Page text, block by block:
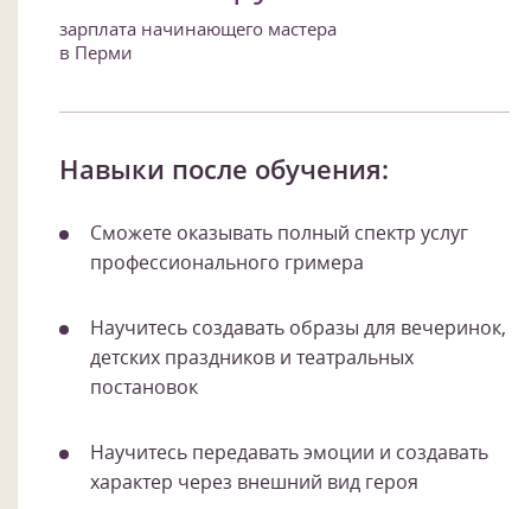
зарплата начинающего мастера
в Перми
Навыки после обучения:
Сможете оказывать полный спектр услуг
профессионального гримера
Научитесь создавать образы для вечеринок,
детских праздников и театральных
постановок
Научитесь передавать эмоции и создавать
характер через внешний вид героя